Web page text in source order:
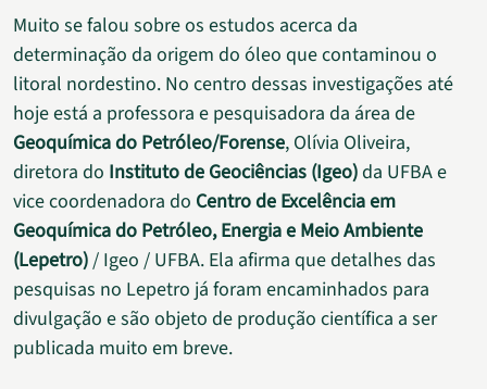
Muito se falou sobre os estudos acerca da
determinação da origem do óleo que contaminou o
litoral nordestino. No centro dessas investigações até
hoje está a professora e pesquisadora da área de
Geoquímica do Petróleo/Forense, Olívia Oliveira,
diretora do Instituto de Geociências (Igeo)da UFBA e
vice coordenadora do Centro de Excelência em
Geoquímica do Petróleo, Energia e Meio Ambiente
(Lepetro)/ Igeo / UFBA. Ela afirma que detalhes das
pesquisas no Lepetro já foram encaminhados para
divulgação e são objeto de produção científica a ser
publicada muito em breve.